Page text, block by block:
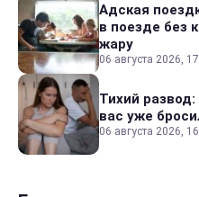
Адская
в поезде без
жару
06 августа 2026,
Тихий
вас уже
06 августа 2026,